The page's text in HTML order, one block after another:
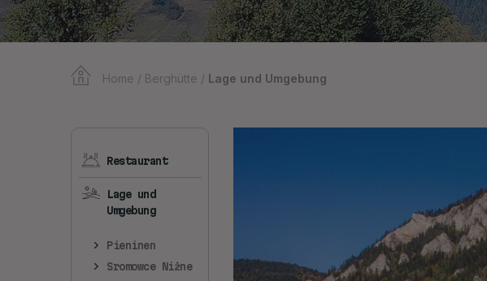
Home / Berghütte / Lage und Umgebung
Restaurant
Lage und
Umgebung
Pieninen
Sromowce Niżne